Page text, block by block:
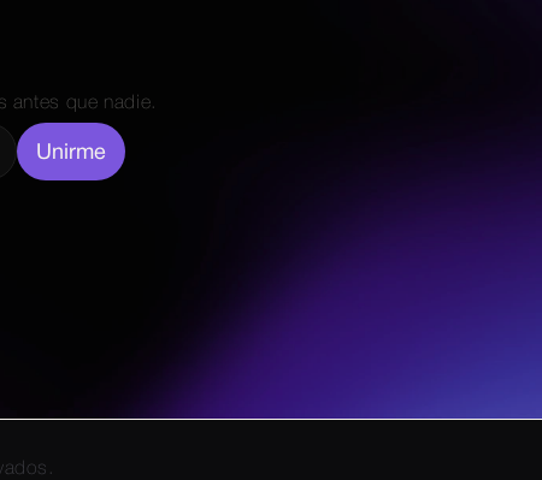
antes que nadie.
Unirme